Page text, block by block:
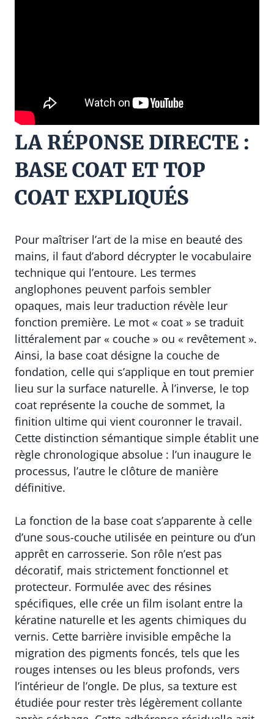
LA RÉPONSE DIRECTE :
BASE COAT ET TOP
COAT EXPLIQUÉS
Pour maîtriser l’art de la mise en beauté des
mains, il faut d’abord décrypter le vocabulaire
technique qui l’entoure. Les termes
anglophones peuvent parfois sembler
opaques, mais leur traduction révèle leur
fonction première. Le mot « coat » se traduit
littéralement par « couche » ou « revêtement ».
Ainsi, la base coat désigne la couche de
fondation, celle qui s’applique en tout premier
lieu sur la surface naturelle. À l’inverse, le top
coat représente la couche de sommet, la
finition ultime qui vient couronner le travail.
Cette distinction sémantique simple établit une
règle chronologique absolue : l’un inaugure le
processus, l’autre le clôture de manière
définitive.
La fonction de la base coat s’apparente à celle
d’une sous-couche utilisée en peinture ou d’un
apprêt en carrosserie. Son rôle n’est pas
décoratif, mais strictement fonctionnel et
protecteur. Formulée avec des résines
spécifiques, elle crée un film isolant entre la
kératine naturelle et les agents chimiques du
vernis. Cette barrière invisible empêche la
migration des pigments foncés, tels que les
rouges intenses ou les bleus profonds, vers
l’intérieur de l’ongle. De plus, sa texture est
étudiée pour rester très légèrement collante